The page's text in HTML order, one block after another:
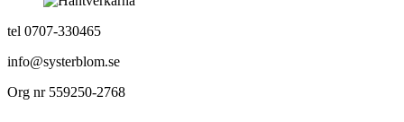
tel 0707-330465
info@systerblom.se
Org nr 559250-2768